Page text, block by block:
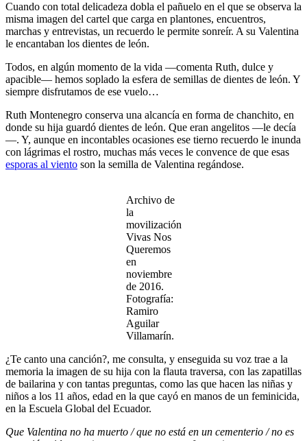
Cuando con total delicadeza dobla el pañuelo en el que se observa la
misma imagen del cartel que carga en plantones, encuentros,
marchas y entrevistas, un recuerdo le permite sonreír. A su Valentina
le encantaban los dientes de león.
Todos, en algún momento de la vida —comenta Ruth, dulce y
apacible— hemos soplado la esfera de semillas de dientes de león. Y
siempre disfrutamos de ese vuelo…
Ruth Montenegro conserva una alcancía en forma de chanchito, en
donde su hija guardó dientes de león. Que eran angelitos —le decía
—. Y, aunque en incontables ocasiones ese tierno recuerdo le inunda
con lágrimas el rostro, muchas más veces le convence de que esas
esporas al viento son la semilla de Valentina regándose.
Archivo de
la
movilización
Vivas Nos
Queremos
en
noviembre
de 2016.
Fotografía:
Ramiro
Aguilar
Villamarín.
¿Te canto una canción?, me consulta, y enseguida su voz trae a la
memoria la imagen de su hija con la flauta traversa, con las zapatillas
de bailarina y con tantas preguntas, como las que hacen las niñas y
niños a los 11 años, edad en la que cayó en manos de un feminicida,
en la Escuela Global del Ecuador.
Que Valentina no ha muerto / que no está en un cementerio / no es